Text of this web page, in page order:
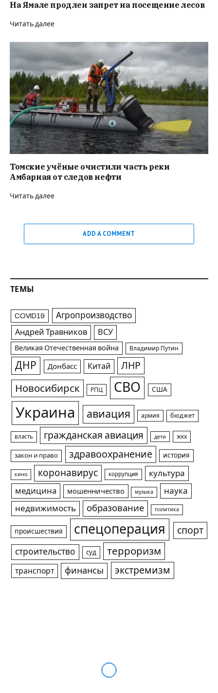
На Ямале продлен запрет на посещение лесов
Читать далее
Томские учёные очистили часть реки
Амбарная от следов нефти
Читать далее
ADD A COMMENT
ТЕМЫ
COVID19 Агропроизводство
Андрей Травников ВСУ
Великая Отечественная война Владимир Путин
ДНР Донбасс Китай ЛНР
Новосибирск РПЦ СВО США
Украина авиация армия бюджет
власть гражданская авиация дети жкх
закон и право здравоохранение история
кино коронавирус коррупция
культура
медицина
мошенничество музыка
наука
недвижимость
образование политика
происшествия спецоперация спорт
строительство суд терроризм
транспорт финансы экстремизм